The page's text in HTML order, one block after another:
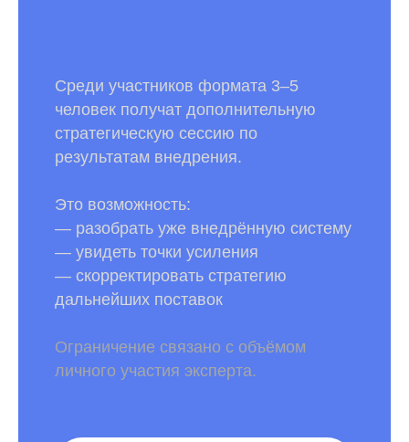
Среди участников формата 3–5
человек получат дополнительную
стратегическую сессию по
результатам внедрения.
Это возможность:
— разобрать уже внедрённую систему
— увидеть точки усиления
— скорректировать стратегию
дальнейших поставок
Ограничение связано с объёмом
личного участия эксперта.